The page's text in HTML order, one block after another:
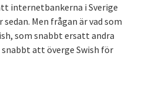
internetbankerna i Sverige
Men frågan är vad som
som snabbt ersatt andra
att överge Swish för